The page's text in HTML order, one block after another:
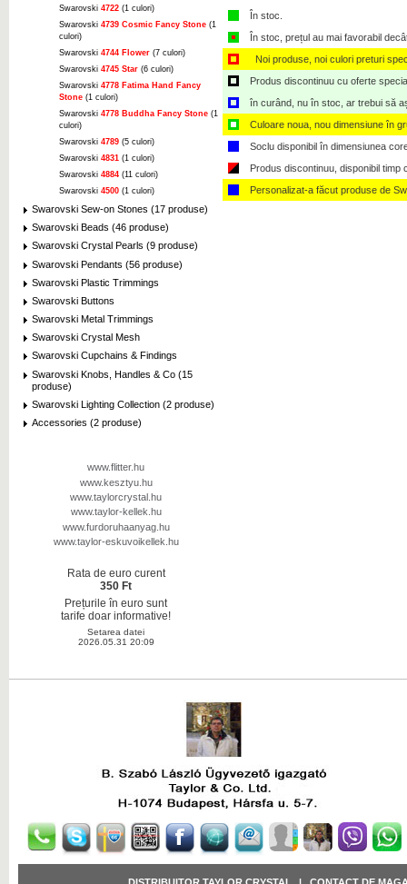
Swarovski 4722 (1 culori)
Swarovski 4739 Cosmic Fancy Stone (1
culori)
Swarovski 4744 Flower (7 culori)
Swarovski 4745 Star (6 culori)
Swarovski 4778 Fatima Hand Fancy
Stone (1 culori)
Swarovski 4778 Buddha Fancy Stone (1
culori)
Swarovski 4789 (5 culori)
Swarovski 4831 (1 culori)
Swarovski 4884 (11 culori)
Swarovski 4500 (1 culori)
Swarovski Sew-on Stones (17 produse)
Swarovski Beads (46 produse)
Swarovski Crystal Pearls (9 produse)
Swarovski Pendants (56 produse)
Swarovski Plastic Trimmings
Swarovski Buttons
Swarovski Metal Trimmings
Swarovski Crystal Mesh
Swarovski Cupchains & Findings
Swarovski Knobs, Handles & Co (15
produse)
Swarovski Lighting Collection (2 produse)
Accessories (2 produse)
www.flitter.hu
www.kesztyu.hu
www.taylorcrystal.hu
www.taylor-kellek.hu
www.furdoruhaanyag.hu
www.taylor-eskuvoikellek.hu
Rata de euro curent
350 Ft
Prețurile în euro sunt
tarife doar informative!
Setarea datei
2026.05.31 20:09
În stoc.
În stoc, prețul au mai favorabil
Noi produse, noi culori preturi
Produs discontinuu cu oferte
în curând, nu în stoc, ar trebui să
Culoare noua, nou dimensiune în
Soclu disponibil în dimensiunea
Produs discontinuu, disponibil timp
Personalizat-a făcut produse de